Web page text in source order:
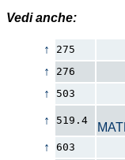
Vedi anche:
↑ 275
↑
276
↑
503
↑
519.4
↑
603